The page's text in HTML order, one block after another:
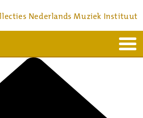
Nederlands Muziek Instituut